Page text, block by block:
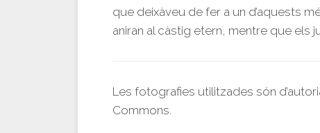
que deixàveu de fer a un d’aquests
aniran al càstig etern, mentre que els
Les fotografies utilitzades són
Commons.